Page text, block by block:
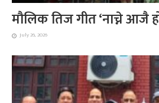
मौलिक तिज गीत ‘नाच्ने आजै
July 26, 2026